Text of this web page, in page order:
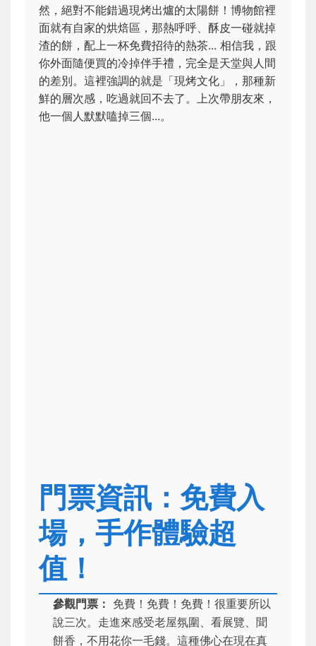
然，絕對不能錯過現烤出爐的太陽餅！博物館裡
面就有自家的烘焙區，那熱呼呼、酥皮一碰就掉
渣的餅，配上一杯免費招待的熱茶... 相信我，跟
你外面隨便買的冷掉伴手禮，完全是天堂與人間
的差別。這裡強調的就是「現烤文化」，那種新
鮮的層次感，吃過就回不去了。上次帶朋友來，
他一個人默默嗑掉三個...。
門票資訊：免費入
場，手作體驗超
值！
參觀門票： 免費！免費！免費！很重要所以
說三次。走進來感受老屋氛圍、看展覽、聞
餅香，不用花你一毛錢。這種佛心在現在真